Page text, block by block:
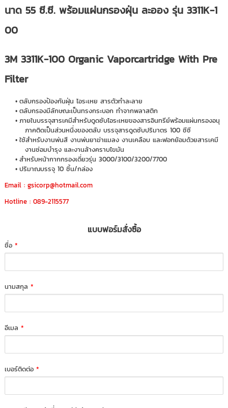
นาด 55 ซี.ซี. พร้อมแผ่นกรองฝุ่น ละออง รุ่น 3311K-1
00
3M 3311K-100 Organic Vaporcartridge With Pre
Filter
ตลับกรองป้องกันฝุ่น ไอระเหย สารตัวทำละลาย
ตลับกรองมีลักษณะเป็นทรงกระบอก ทำจากพลาสติก
ภายในบรรจุสารเคมีสำหรับดูดซับไอระเหยของสารอินทรีย์พร้อมแผ่นกรองอนุ
ภาคติดเป็นส่วนหนึ่งของตลับ บรรจุสารดูดซับปริมาตร 100 ซีซี
ใช้สำหรับงานพ่นสี งานพ่นยาฆ่าแมลง งานเคลือบ และฟอกย้อมด้วยสารเคมี
งานซ่อมบำรุง และงานล้างคราบไขมัน
สำหรับหน้ากากกรองเดี่ยวรุ่น 3000/3100/3200/7700
ปริมาณบรรจุ 10 ชิ้น/กล่อง
Email : gsicorp@hotmail.com
Hotline : 089-2115577
แบบฟอร์มสั่งซื้อ
ชื่อ*
นามสกุล*
อีเมล*
เบอร์ติดต่อ*